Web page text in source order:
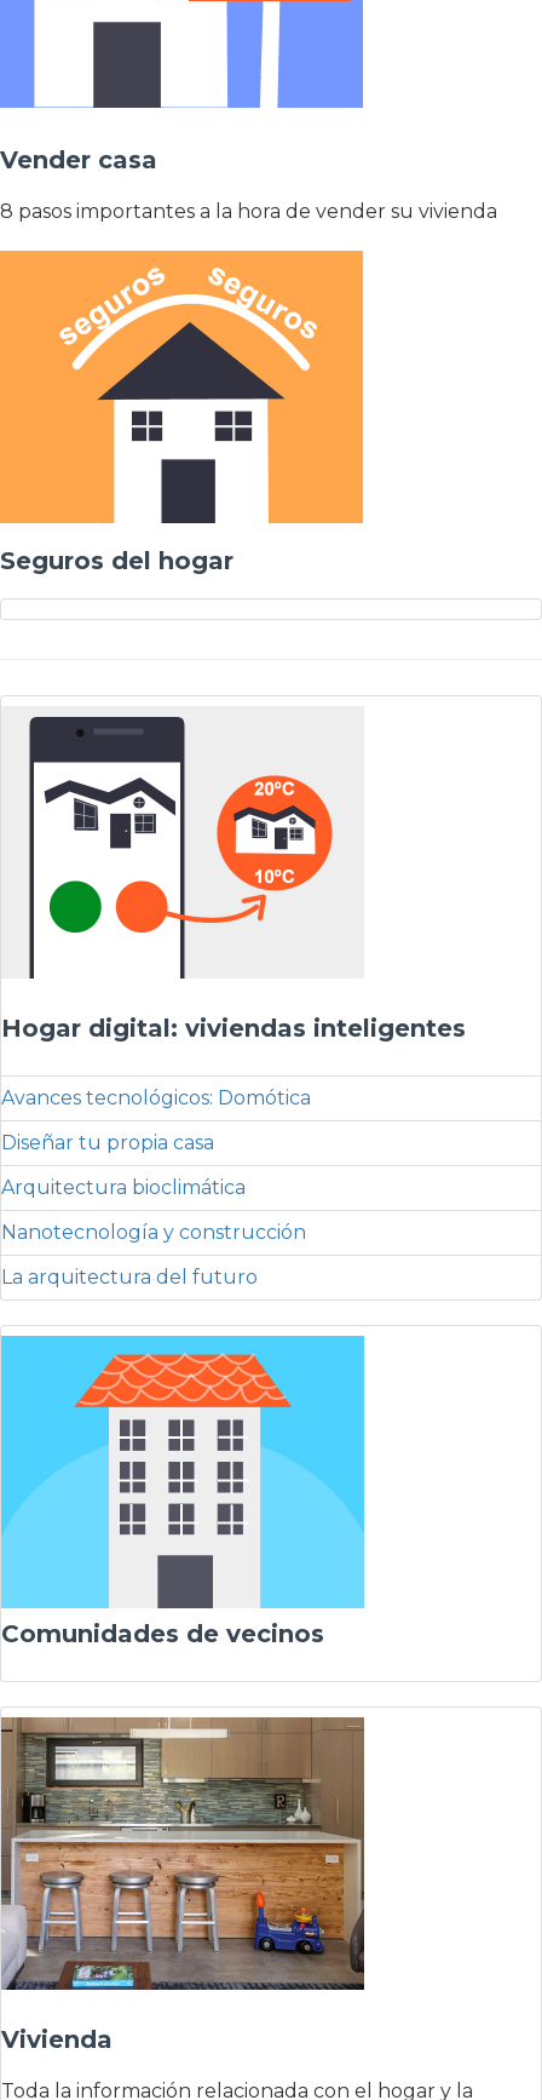
Vender casa
8 pasos importantes a la hora de vender su vivienda
Seguros del hogar
Hogar digital: viviendas inteligentes
Avances tecnológicos: Domótica
Diseñar tu propia casa
Arquitectura bioclimática
Nanotecnología y construcción
La arquitectura del futuro
Comunidades de vecinos
Vivienda
Toda la información relacionada con el hogar y la